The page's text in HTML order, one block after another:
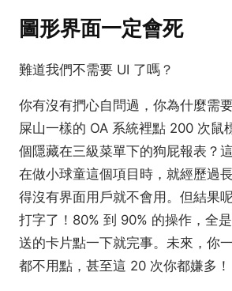
圖形界面一定會死
難道我們不需要 UI 了嗎？
你有沒有捫心自問過，你為什麼需
屎山一樣的 OA 系統裡點 200 次鼠
個隱藏在三級菜單下的狗屁報表？
在做小球童這個項目時，就經歷過
得沒有界面用戶就不會用。但結果
打字了！80% 到 90% 的操作，全
送的卡片點一下就完事。未來，你
都不用點，甚至這 20 次你都嫌多！